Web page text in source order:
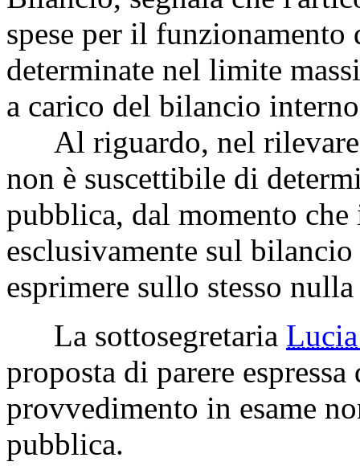
spese per il
determinate nel limite
a carico del bilancio
Al riguardo, nel rilevare
non è suscettibile di
pubblica, dal momento
esclusivamente sul
esprimere sullo stesso nulla
La sottosegretaria
proposta di parere
provvedimento in esame
pubblica.